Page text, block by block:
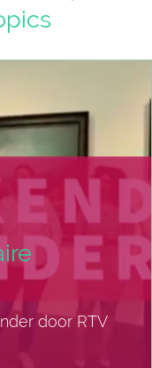
door RTV